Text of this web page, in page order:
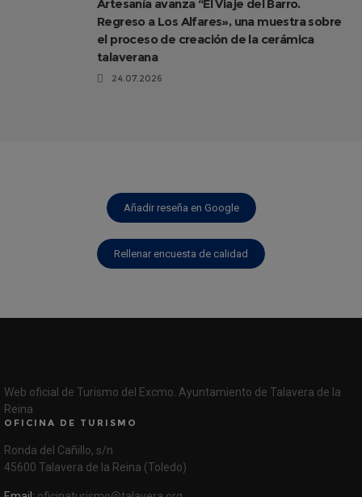
Artesanía avanza “El Viaje del Barro.
Regreso a Los Alfares», una muestra sobre
el proceso de creación de la cerámica
talaverana
24.07.2026
Añadir reseña en Google
Rellenar encuesta de calidad
Web oficial de Turismo del Excmo. Ayuntamiento de Talavera de la
Reina
OFICINA DE TURISMO
Ronda del Cañillo, s/n
45600 Talavera de la Reina (Toledo)